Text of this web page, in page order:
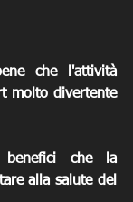
che l'attività
molto divertente
benefici che la
alla salute del